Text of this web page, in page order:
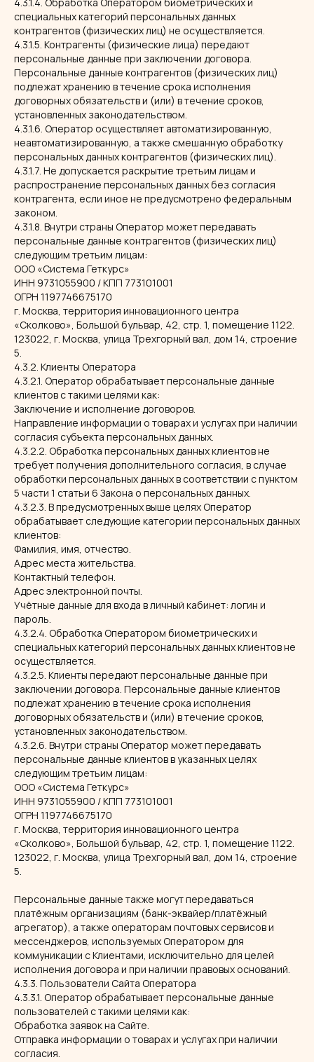
специальных категорий персональных данных
контрагентов (физических лиц) не осуществляется.
4.3.1.5. Контрагенты (физические лица) передают
персональные данные при заключении договора.
Персональные данные контрагентов (физических лиц)
подлежат хранению в течение срока исполнения
договорных обязательств и (или) в течение сроков,
установленных законодательством.
4.3.1.6. Оператор осуществляет автоматизированную,
неавтоматизированную, а также смешанную обработку
персональных данных контрагентов (физических лиц).
4.3.1.7. Не допускается раскрытие третьим лицам и
распространение персональных данных без согласия
контрагента, если иное не предусмотрено федеральным
законом.
4.3.1.8. Внутри страны Оператор может передавать
персональные данные контрагентов (физических лиц)
следующим третьим лицам:
ООО «Система Геткурс»
ИНН 9731055900 / КПП 773101001
ОГРН 1197746675170
г. Москва, территория инновационного центра
«Сколково», Большой бульвар, 42, стр. 1, помещение 1122.
123022, г. Москва, улица Трехгорный вал, дом 14, строение
5.
4.3.2. Клиенты Оператора
4.3.2.1. Оператор обрабатывает персональные данные
клиентов с такими целями как:
Заключение и исполнение договоров.
Направление информации о товарах и услугах при наличии
согласия субъекта персональных данных.
4.3.2.2. Обработка персональных данных клиентов не
требует получения дополнительного согласия, в случае
обработки персональных данных в соответствии с пунктом
5 части 1 статьи 6 Закона о персональных данных.
4.3.2.3. В предусмотренных выше целях Оператор
обрабатывает следующие категории персональных данных
клиентов:
Фамилия, имя, отчество.
Адрес места жительства.
Контактный телефон.
Адрес электронной почты.
Учётные данные для входа в личный кабинет: логин и
пароль.
4.3.2.4. Обработка Оператором биометрических и
специальных категорий персональных данных клиентов не
осуществляется.
4.3.2.5. Клиенты передают персональные данные при
заключении договора. Персональные данные клиентов
подлежат хранению в течение срока исполнения
договорных обязательств и (или) в течение сроков,
установленных законодательством.
4.3.2.6. Внутри страны Оператор может передавать
персональные данные клиентов в указанных целях
следующим третьим лицам:
ООО «Система Геткурс»
ИНН 9731055900 / КПП 773101001
ОГРН 1197746675170
г. Москва, территория инновационного центра
«Сколково», Большой бульвар, 42, стр. 1, помещение 1122.
123022, г. Москва, улица Трехгорный вал, дом 14, строение
5.
Персональные данные также могут передаваться
платёжным организациям (банк-эквайер/платёжный
агрегатор), а также операторам почтовых сервисов и
мессенджеров, используемых Оператором для
коммуникации с Клиентами, исключительно для целей
исполнения договора и при наличии правовых оснований.
4.3.3. Пользователи Сайта Оператора
4.3.3.1. Оператор обрабатывает персональные данные
пользователей с такими целями как:
Обработка заявок на Сайте.
Отправка информации о товарах и услугах при наличии
согласия.